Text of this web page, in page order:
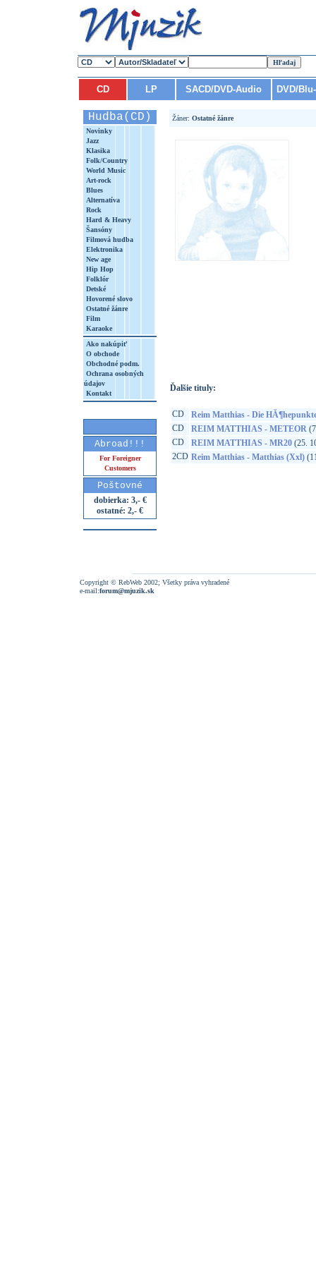
CD LP SACD/DVD-Audio DVD/
Hudba(CD)
Novinky
Jazz
Klasika
Folk/Country
World Music
Art-rock
Blues
Alternatíva
Rock
Hard & Heavy
Šansóny
Filmová hudba
Elektronika
New age
Hip Hop
Folklór
Detské
Hovorené slovo
Ostatné žánre
Film
Karaoke
Ako nakúpiť
O obchode
Obchodné podm.
Ochrana osobných
údajov
Kontakt
Abroad!!!
For Foreigner
Customers
Poštovné
dobierka: 3,- €
ostatné: 2,- €
Žáner: Ostatné žánre
Ďalšie tituly:
CD
Reim Matthias - Die
CD
REIM MATTHIAS - METEOR
CD
REIM MATTHIAS - MR20 (25.
2CD Reim Matthias - Matthias (Xxl)
Copyright © RebWeb 2002; Všetky práva vyhradené
e-mail:forum@mjuzik.sk